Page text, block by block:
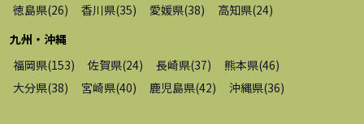
徳島県(26) 香川県(35) 愛媛県(38) 高知県(24)
九州・沖縄
福岡県(153) 佐賀県(24) 長崎県(37) 熊本県(46)
大分県(38) 宮崎県(40) 鹿児島県(42) 沖縄県(36)